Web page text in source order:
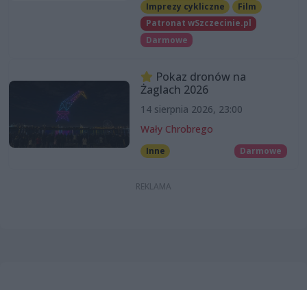
Imprezy cykliczne
Film
Patronat wSzczecinie.pl
Darmowe
Pokaz dronów na
Żaglach 2026
14 sierpnia 2026, 23:00
Wały Chrobrego
Inne Darmowe